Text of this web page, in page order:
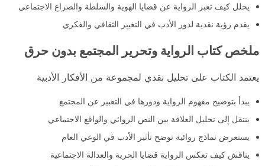
يحلل كيف تعبر الرواية عن قضايا الهوية والسلطة والصراع الاجتماعي
يقدم رؤية نقدية لدور الأدب في التغيير الثقافي والفكري
ملخص كتاب الرواية وتحرير المجتمع بدون حرق
يعتمد الكتاب على تحليل نقدي لمجموعة من الأفكار الأدبية
يبدأ بتوضيح مفهوم الرواية ودورها في التعبير عن المجتمع
ينتقل إلى تحليل العلاقة بين النص الروائي والواقع الاجتماعي
يستعرض نماذج روائية توضح تأثير الأدب في الوعي العام
يناقش كيف تعكس الرواية قضايا الحرية والعدالة الاجتماعية